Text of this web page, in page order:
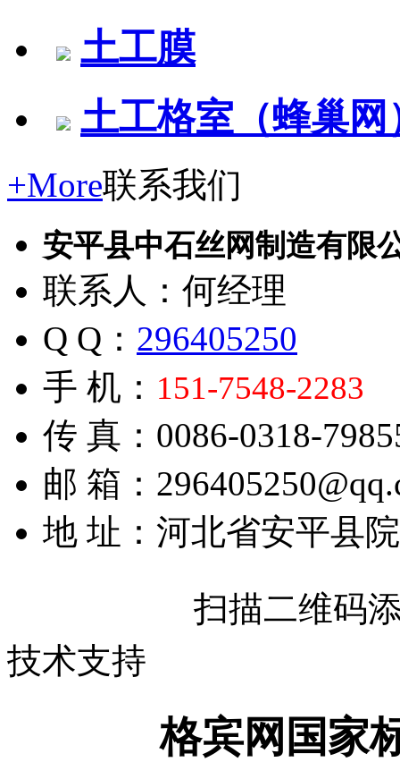
土工膜
土工格室（蜂巢网
+More联系我们
安平县中石丝网制造有限
联系人：何经理
Q Q： 296405250
手 机： 151-7548-2283
传 真：0086-0318-
邮 箱：
地 址：河北省安平县
扫描二维码
技术支持
格宾网国家